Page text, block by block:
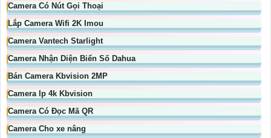
Camera Có Nút Gọi Thoại
Lắp Camera Wifi 2K Imou
Camera Vantech Starlight
Camera Nhận Diện Biển Số Dahua
Bán Camera Kbvision 2MP
Camera Ip 4k Kbvision
Camera Có Đọc Mã QR
Camera Cho xe nâng